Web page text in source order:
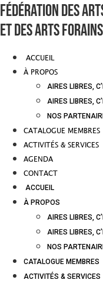
Fédération des
et des arts forains
ACCUEIL
À PROPOS
AIRES LIBRES,
AIRES LIBRES,
NOS
CATALOGUE MEMBRES
ACTIVITÉS & SERVICES
AGENDA
CONTACT
ACCUEIL
À PROPOS
AIRES LIBRES,
AIRES LIBRES,
NOS
CATALOGUE MEMBRES
ACTIVITÉS & SERVICES